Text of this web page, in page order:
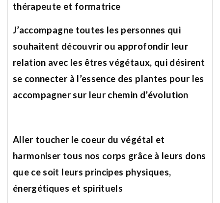
thérapeute et formatrice
J’accompagne toutes les personnes qui
souhaitent découvrir ou approfondir leur
relation avec les êtres végétaux, qui désirent
se connecter à l’essence des plantes pour les
accompagner sur leur chemin d’évolution
Aller toucher le coeur du végétal et
harmoniser tous nos corps grâce à leurs dons
que ce soit leurs principes physiques,
énergétiques et spirituels